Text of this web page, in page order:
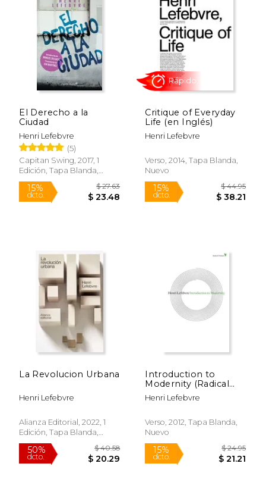
contexto de las revueltas estudiantiles de
mayo de 1968 en Francia. Su legado
perdura en debates contemporáneos
sobre justicia espacial y el papel del
ciudadano en la configuración del entorno
urbano.
El Derecho a la
Ciudad
Henri Lefebvre
(5)
Capitan Swing, 2017, 1
Edición, Tapa Blanda,
Nuevo
15%
dcto. $ 23.48
Critique of Everyday
Life (en Inglés)
Henri Lefebvre
Verso, 2014, Tapa Blanda,
Nuevo
15%
dcto.
La Revolucion Urbana
Henri Lefebvre
Alianza Editorial, 2022, 1
Edición, Tapa Blanda,
Nuevo
Introduction to
Modernity (Radical
Thinkers) (en Inglés)
Henri Lefebvre
Verso, 2012, Tapa Blanda,
Nuevo